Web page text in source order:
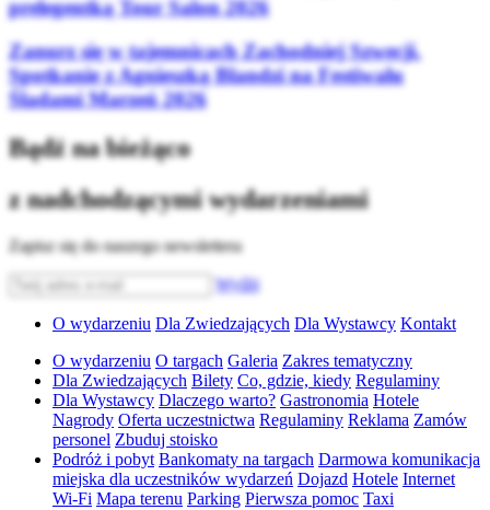
prelegentką Tour Salon 2026
Zanurz się w tajemnicach Zachodniej Szwecji.
Spotkanie z Agnieszką Blandzi na Festiwalu
Śladami Marzeń 2026
Bądź na bieżąco
z nadchodzącymi wydarzeniami
Zapisz się do naszego newslettera
Wyślij
O wydarzeniu Dla Zwiedzających Dla Wystawcy Kontakt
O wydarzeniu O targach Galeria Zakres tematyczny
Dla Zwiedzających Bilety Co, gdzie, kiedy Regulaminy
Dla Wystawcy Dlaczego warto? Gastronomia Hotele
Nagrody Oferta uczestnictwa Regulaminy Reklama Zamów
personel Zbuduj stoisko
Podróż i pobyt Bankomaty na targach Darmowa komunikacja
miejska dla uczestników wydarzeń Dojazd Hotele Internet
Wi-Fi Mapa terenu Parking Pierwsza pomoc Taxi